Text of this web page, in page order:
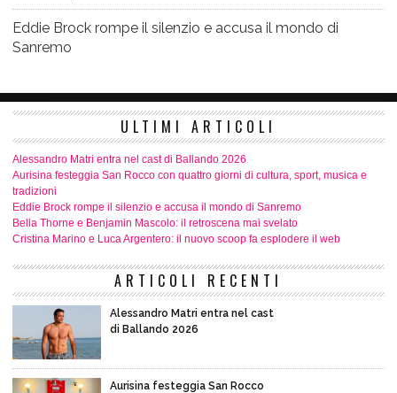
Eddie Brock rompe il silenzio e accusa il mondo di
Sanremo
ULTIMI ARTICOLI
Alessandro Matri entra nel cast di Ballando 2026
Aurisina festeggia San Rocco con quattro giorni di cultura, sport, musica e
tradizioni
Eddie Brock rompe il silenzio e accusa il mondo di Sanremo
Bella Thorne e Benjamin Mascolo: il retroscena mai svelato
Cristina Marino e Luca Argentero: il nuovo scoop fa esplodere il web
ARTICOLI RECENTI
Alessandro Matri entra nel cast
di Ballando 2026
Aurisina festeggia San Rocco